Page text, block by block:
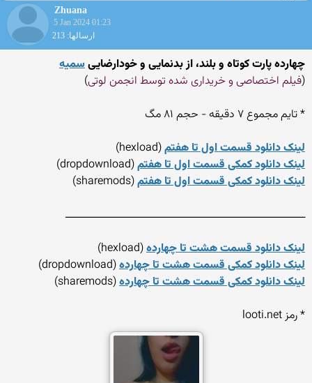
Zhuana
5 Jan 2024 01:23
ارسالها: 213
چهارده پارت کوتاه و بلند، از بدنمایی و خودارضاییسمیه
(فیلم اختصاصی و خریداری شده توسط انجمن لوتی)
* تایم مجموع ۷ دقیقه - حجم ۸۱ مگ
لینک دانلود قسمت اول تا هفتم(hexload)
لینک دانلود کمکی قسمت اول تا هفتم(dropdownload)
لینک دانلود کمکی قسمت اول تا هفتم(sharemods)
ــــــــــــــــــــــــــــــــــــــــــــــــــــــــــــــــــــــــــــــــــــــ
لینک دانلود قسمت هشت تا چهارده(hexload)
لینک دانلود کمکی قسمت هشت تا چهارده(dropdownload)
لینک دانلود کمکی قسمت هشت تا چهارده(sharemods)
* رمز looti.net